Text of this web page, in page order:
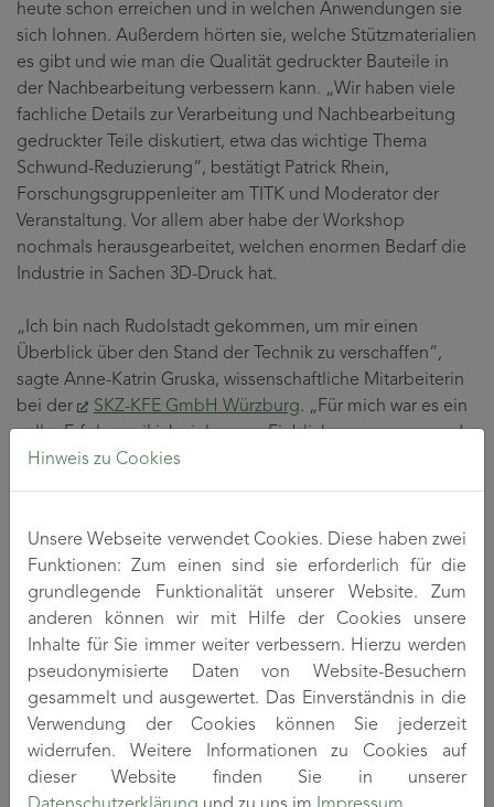
heute schon erreichen und in welchen Anwendungen sie
sich lohnen. Außerdem hörten sie, welche Stützmaterialien
es gibt und wie man die Qualität gedruckter Bauteile in
der Nachbearbeitung verbessern kann. „Wir haben viele
fachliche Details zur Verarbeitung und Nachbearbeitung
gedruckter Teile diskutiert, etwa das wichtige Thema
Schwund-Reduzierung“, bestätigt Patrick Rhein,
Forschungsgruppenleiter am TITK und Moderator der
Veranstaltung. Vor allem aber habe der Workshop
nochmals herausgearbeitet, welchen enormen Bedarf die
Industrie in Sachen 3D-Druck hat.
„Ich bin nach Rudolstadt gekommen, um mir einen
Überblick über den Stand der Technik zu verschaffen“,
sagte Anne-Katrin Gruska, wissenschaftliche Mitarbeiterin
bei der
SKZ-KFE GmbH Würzburg. „Für mich war es ein
voller Erfolg, weil ich viele neue Einblicke gewonnen und
wichtige Kontakte geknüpft habe.“ Gerade die
Hochleistungspolymere seien für sie das entscheidende
Forschung vorantreiben wolle.
Nicht weniger als 30 Jahre Erfahrung in der Entwicklung,
Herstellung und Anwendung eines kontrolliert
laugenlöslichen Polymers hat die
BellandTechnology AG
aus Pottenstein. Deshalb freute sich Christoph Strasser, in
Rudolstadt einen Vortrag über lösliche Stützmaterialien
halten zu können. Der Workshop sei dafür „die ideale
Plattform“ gewesen. Und auch die Qualität der weiteren
acht Referenten bezeichnete er als sehr hoch.
Hinweis zu Cookies
Unsere Webseite verwendet Cookies. Diese haben zwei
Funktionen: Zum einen sind sie erforderlich für die
grundlegende Funktionalität unserer Website. Zum
anderen können wir mit Hilfe der Cookies unsere
Inhalte für Sie immer weiter verbessern. Hierzu werden
pseudonymisierte Daten von Website-Besuchern
gesammelt und ausgewertet. Das Einverständnis in die
Verwendung der Cookies können Sie jederzeit
widerrufen. Weitere Informationen zu Cookies auf
dieser Website finden Sie in unserer